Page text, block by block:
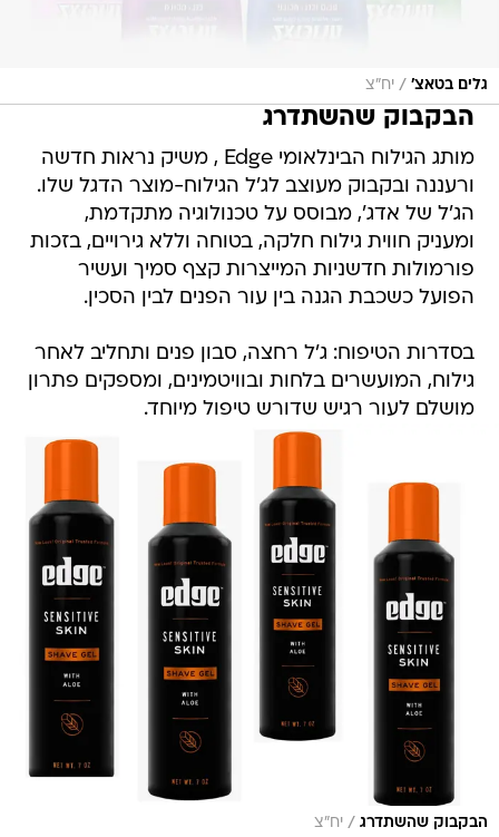
גלים בטאצ' / יח"צ
הבקבוק שהשתדרג
מותג הגילוח הבינלאומי Edge , משיק נראות חדשה
ורעננה ובקבוק מעוצב לג'ל הגילוח-מוצר הדגל שלו.
הג'ל של אדג', מבוסס על טכנולוגיה מתקדמת,
ומעניק חווית גילוח חלקה, בטוחה וללא גירויים, בזכות
פורמולות חדשניות המייצרות קצף סמיך ועשיר
הפועל כשכבת הגנה בין עור הפנים לבין הסכין.
בסדרות הטיפוח: ג'ל רחצה, סבון פנים ותחליב לאחר
גילוח, המועשרים בלחות ובוויטמינים, ומספקים פתרון
מושלם לעור רגיש שדורש טיפול מיוחד.
הבקבוק שהשתדרג / יח"צ